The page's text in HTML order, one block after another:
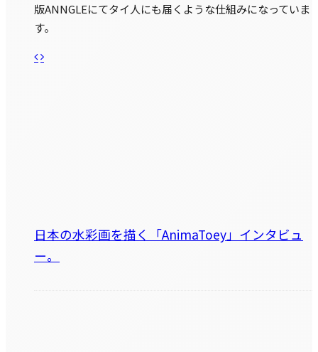
版ANNGLEにてタイ人にも届くような仕組みになっていま
す。
日本の水彩画を描く「AnimaToey」インタビュ
ー。